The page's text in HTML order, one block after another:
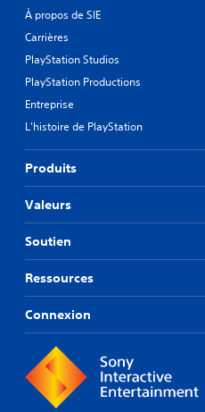
À propos de SIE
Carrières
PlayStation Studios
PlayStation Productions
Entreprise
L'histoire de PlayStation
Produits
Valeurs
Soutien
Ressources
Connexion